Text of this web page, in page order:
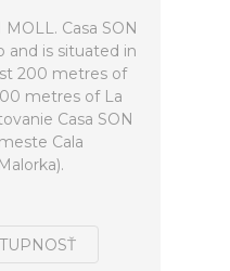
Casa SON
and is situated in
200 metres of
metres of La
Casa SON
Cala